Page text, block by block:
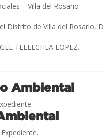
– Villa del Rosario
Distrito de Villa del Rosario,
TELLECHEA LOPEZ.
Ambiental